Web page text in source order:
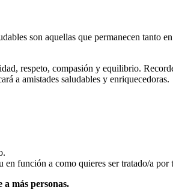
son aquellas que permanecen
respeto, compasión y equilibrio.
a amistades saludables y enriquecedoras.
función a como quieres ser tratado/a por
más personas.